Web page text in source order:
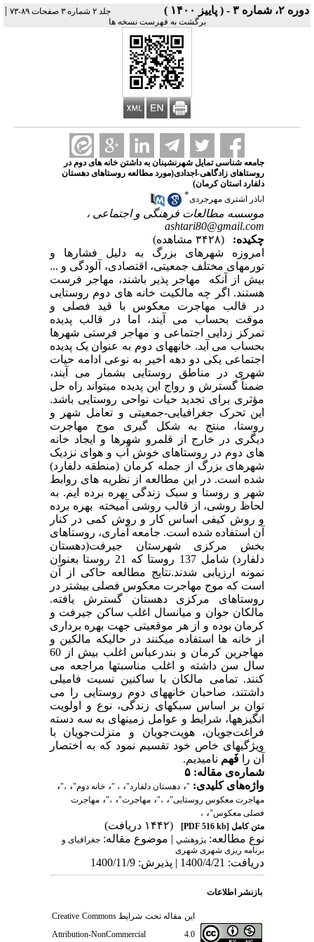
دوره ۲، شماره ۳ - ( پاییز ۱۴۰۰ ) جلد ۲ شماره ۳ صفحات ۸۹-۷۳ |
برگشت به فهرست نسخه ها
جامعه شناسی تمایل شهرنشینان به داشتن خانه های دوم در
روستاهای زادگاهی-اجدادی(مورد مطالعه روستاهای دهستان
دلفارد استان کرمان)
اباذر اشتری مهرجردی*
موسسه مطالعات فرهنگی و اجتماعی ،
ashtari80@gmail.com
چکیده:
(۳۴۲۸ مشاهده)
امروزه شهرهای بزرگ به دلیل فشارها و
تورمهای مختلف جمعیتی، اقتصادی، آلودگی و ...
بیش از آنکه مهاجر پذیر باشند، مهاجر فرست
هستند. اگر چه مالکیت خانه های دوم روستایی
در قالب مهاجرت معکوس با قید فصلی و
موقت بحساب می آیند، اما در قالب پدیده
تمرکز زدایی اجتماعی و مهاجر فرستی شهرها
بحساب می آید. خانه­های دوم به عنوان یک پدیده
اجتماعی یکی دو دهه اخیر به نوعی ادامه حیات
شهری در مناطق روستایی بشمار می آیند،
ضمناً گسترش و رواج این پدیده می­تواند راه حل
مؤثری برای تجدید حیات نواحی روستایی باشد.
این تحرک جغرافیایی-جمعیتی و تعامل شهر و
روستا، منتج به شکل گیری موج مهاجرت
دیگری در خارج از قلمرو شهرها و ایجاد خانه
های دوم در روستاهای خوش آب و هوای نزدیک
شهرهای بزرگ از جمله کرمان (منطقه دلفارد)
شده است. در این مطالعه از نظریه های روابط
شهر و روستا و سبک زندگی بهره برده ایم. به
لحاظ روشی، از قالب روشی آمیخته بهره برده
و روش کیفی اساس کار و روش کمی در کنار
آن استفاده شده است. جامعه آماری، روستاهای
بخش مرکزی شهرستان جیرفت(دهستان
دلفارد) شامل 137 روستا که 21 روستا بعنوان
نمونه ارزیابی شدند.نتایج مطالعه حاکی از آن
است که موج مهاجرت معکوس فصلی بیشتر در
روستاهای مرکزی دهستان گسترش یافته.
مالکان جوان و میانسال اغلب ساکن جیرفت و
کرمان بوده و از هر موقعیتی جهت بهره برداری
از خانه ها استفاده میکنند در حالیکه مالکین و
مهاجرین کرمان و بندرعباس اغلب بیش از 60
سال سن داشته و اغلب مناسبتها مراجعه می
کنند. تمامی مالکان با ساکنین نسبت فامیلی
داشتند، صاحبان خانه­های دوم روستایی را می
توان بر اساس سبک­های زندگی، نوع و اولویت
انگیزه­ها، شرایط و عوامل زمینه­ای به سه دسته
فراغت‌جویان، هویت‌جویان و منزلت‌جویان با
ویژگی­های خاص خود تقسیم نمود که به اختصار
آن را فَهم نامیدیم.
شماره‌ی مقاله: ۵
واژه‌های کلیدی: "، دهستان دلفارد"، ، "، خانه دوم"، ،"،
مهاجرت معکوس روستایی"، ،"، مهاجرت"، ،"، مهاجرت
فصلی معکوس"، ،
متن کامل [PDF 516 kb]
(۱۴۴۲ دریافت)
نوع مطالعه: پژوهشي| موضوع مقاله: جغرافیای و
برنامه ریزی شهری شهری
دریافت: 1400/4/21 | پذیرش: 1400/11/9
بازنشر اطلاعات
این مقاله تحت شرایطCreative Commons
Attribution-NonCommercial 4.0